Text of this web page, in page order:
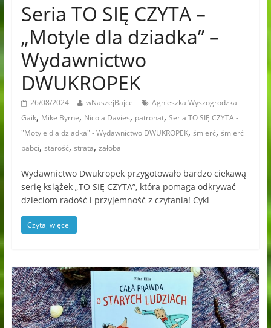
Seria TO SIĘ CZYTA –
„Motyle dla dziadka” –
Wydawnictwo
DWUKROPEK
26/08/2024 wNaszejBajce
Agnieszka Wyszogrodzka -
Gaik, Mike Byrne, Nicola Davies, patronat, Seria TO SIĘ CZYTA -
"Motyle dla dziadka" - Wydawnictwo DWUKROPEK, śmierć, śmierć
babci, starość, strata, żałoba
Wydawnictwo Dwukropek przygotowało bardzo ciekawą
serię książek „TO SIĘ CZYTA”, która pomaga odkrywać
dzieciom radość i przyjemność z czytania! Cykl
Czytaj więcej